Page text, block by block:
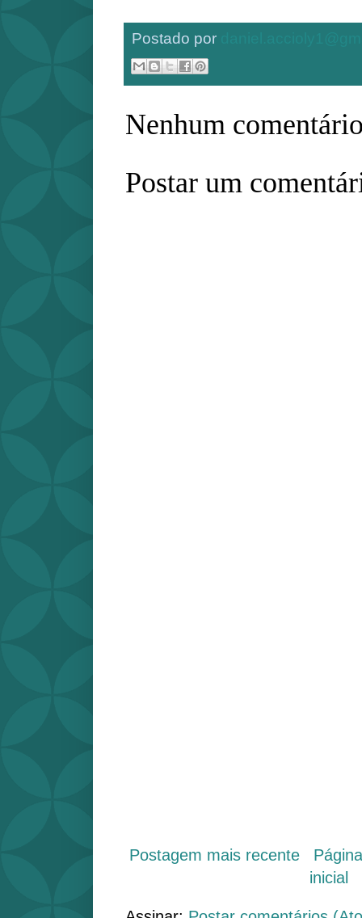
Postado por
Nenhum
Postar um
Postagem mais recente
inicial